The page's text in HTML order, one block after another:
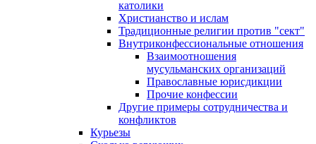
католики
Христианство и ислам
Традиционные религии против "сект"
Внутриконфессиональные отношения
Взаимоотношения
мусульманских организаций
Православные юрисдикции
Прочие конфессии
Другие примеры сотрудничества и
конфликтов
Курьезы